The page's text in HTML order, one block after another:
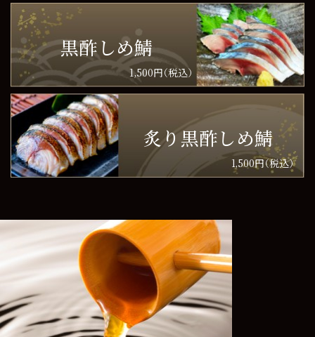
黒酢しめ鯖
1,500円（税込）
炙り黒酢しめ鯖
1,500円（税込）